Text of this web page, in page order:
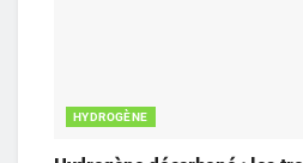
HYDROGÈNE